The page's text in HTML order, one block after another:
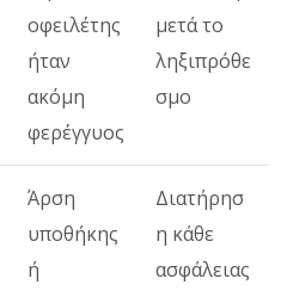
οφειλέτης
ήταν
ακόμη
φερέγγυος
μετά το
ληξιπρόθε
σμο
Άρση
υποθήκης
ή
Διατήρησ
η κάθε
ασφάλειας